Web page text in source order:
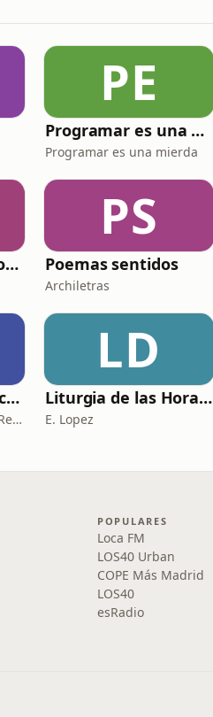
PE
Programar es una mierda
Programar es una mierda
Píldoras de la Historia de España
PS
Poemas sentidos
Archiletras
Hilos de Amor Oraciones que sanan el alma. Encuentros íntimos con Dios.
Oración Betania. Marta Reyes y Cristina Martínez
LD
Liturgia de las Horas (España)
E. Lopez
POPULARES
Loca FM
LOS40 Urban
COPE Más Madrid
LOS40
esRadio